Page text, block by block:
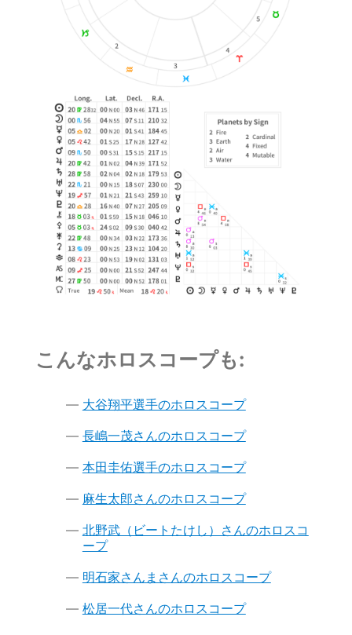
こんなホロスコープも:
大谷翔平選手のホロスコープ
長嶋一茂さんのホロスコープ
本田圭佑選手のホロスコープ
麻生太郎さんのホロスコープ
北野武（ビートたけし）さんのホロスコ
ープ
明石家さんまさんのホロスコープ
松居一代さんのホロスコープ